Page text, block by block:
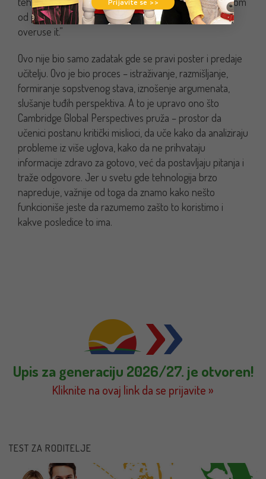
TEST ZA RODITELJE
od postera: “Technology is good WHEN we don’t
overuse it.”
Ovo nije bio samo zadatak gde se pravi poster i predaje
učitelju. Ovo je bio proces – istraživanje, razmišljanje,
formiranje sopstvenog stava, iznošenje argumenata,
slušanje tuđih perspektiva. A to je upravo ono što
Cambridge Global Perspectives pruža – prostor da
učenici postanu kritički mislioci, da uče kako da analiziraju
probleme iz više uglova, kako da ne prihvataju
informacije zdravo za gotovo, već da postavljaju pitanja i
traže odgovore. Jer u svetu gde tehnologija brzo
napreduje, važnije od toga da znamo kako nešto
funkcioniše jeste da razumemo zašto to koristimo i
kakve posledice to ima.
Upis za generaciju 2026/27. je otvoren!
Kliknite na ovaj link da se prijavite »
Prijavite se >>